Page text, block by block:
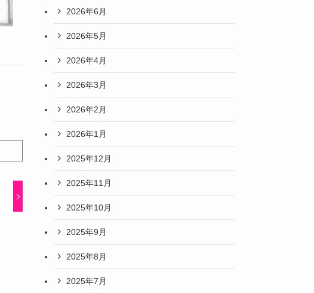
2026年6月
2026年5月
2026年4月
2026年3月
2026年2月
2026年1月
2025年12月
2025年11月
2025年10月
2025年9月
2025年8月
2025年7月